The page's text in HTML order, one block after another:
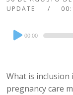
UPDATE
Audio
Player
00:00
What is inclusion
pregnancy care